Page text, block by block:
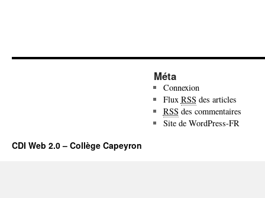
Méta
Connexion
Flux RSS des articles
RSS des commentaires
Site de WordPress-FR
CDI Web 2.0 – Collège Capeyron